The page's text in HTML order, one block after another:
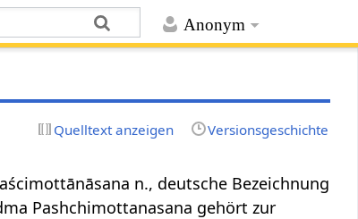
Anonym
Quelltext anzeigen Versionsgeschichte
paścimottānāsana n., deutsche Bezeichnung
Pashchimottanasana gehört zur